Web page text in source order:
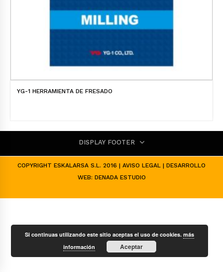
YG-1 HERRAMIENTA DE FRESADO
DISPLAY FOOTER
COPYRIGHT ESKALARSA S.L. 2016 | AVISO LEGAL | DESARROLLO
WEB: DENADA ESTUDIO
Si continuas utilizando este sitio aceptas el uso de cookies.más
información
Aceptar